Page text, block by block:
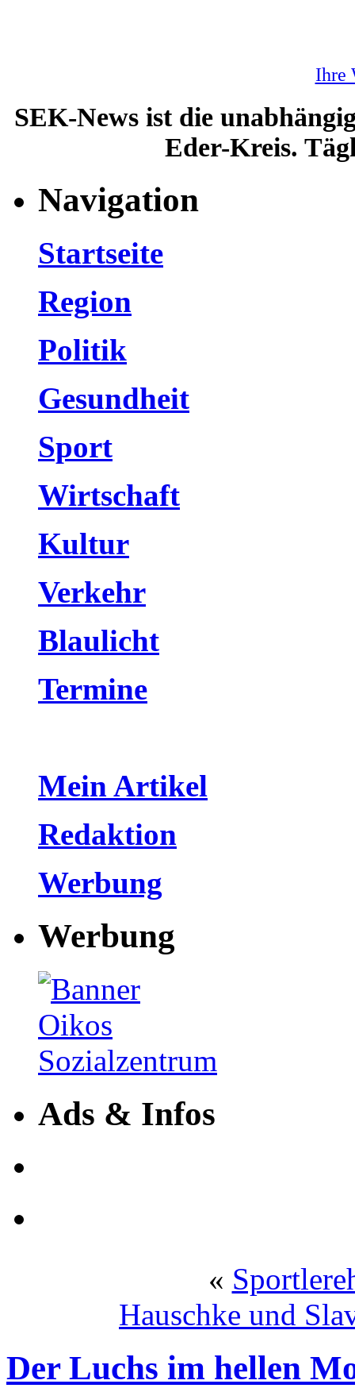
Ihre
SEK-News ist die
Eder-Kreis.
Navigation
Startseite
Region
Politik
Gesundheit
Sport
Wirtschaft
Kultur
Verkehr
Blaulicht
Termine
Mein Artikel
Redaktion
Werbung
Werbung
Ads & Infos
«
Hauschke und
Der Luchs im hellen